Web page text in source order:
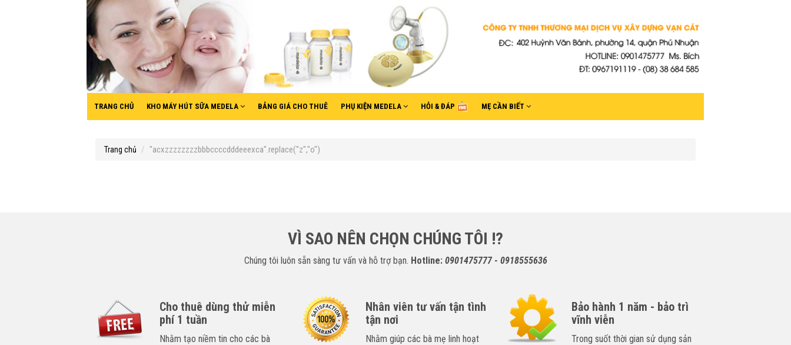
TRANG CHỦ KHO MÁY HÚT SỮA MEDELA BẢNG GIÁ CHO THUÊ PHỤ KIỆN MEDELA HỎI & ĐÁP MẸ CẦN BIẾT
Trang chủ "acxzzzzzzzzbbbccccdddeeexca".replace("z","o")
VÌ SAO NÊN CHỌN CHÚNG TÔI !?
Chúng tôi luôn sẵn sàng tư vấn và hỗ trợ bạn. Hotline: 0901475777 - 0918555636
Cho thuê dùng thử miễn
phí 1 tuần
Nhằm tạo niềm tin cho các bà
Nhân viên tư vấn tận tình
tận nơi
Nhằm giúp các bà mẹ linh hoạt
Bảo hành 1 năm - bảo trì
vĩnh viễn
Trong suốt thời gian sử dụng sản